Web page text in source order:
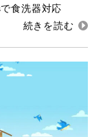
食洗器対応